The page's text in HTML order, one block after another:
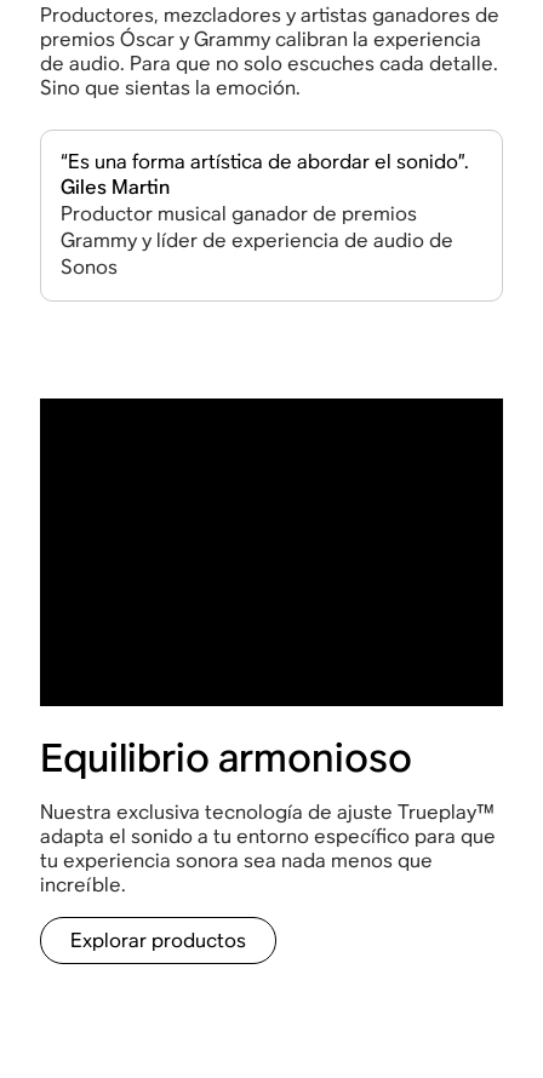
“Es una forma artística de abordar el sonido”.
Giles Martin
Productor musical ganador de premios
Grammy y líder de experiencia de audio de
Sonos
Productores, mezcladores y artistas ganadores de
premios Óscar y Grammy calibran la experiencia
de audio. Para que no solo escuches cada detalle.
Sino que sientas la emoción.
Equilibrio armonioso
Nuestra exclusiva tecnología de ajuste Trueplay™
adapta el sonido a tu entorno específico para que
tu experiencia sonora sea nada menos que
increíble.
Explorar productos